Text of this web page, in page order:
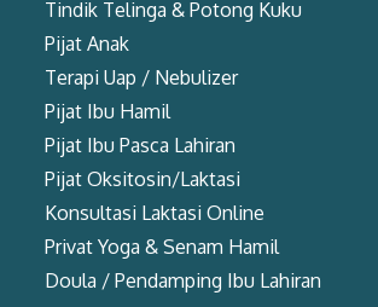
Tindik Telinga & Potong Kuku
Pijat Anak
Terapi Uap / Nebulizer
Pijat Ibu Hamil
Pijat Ibu Pasca Lahiran
Pijat Oksitosin/Laktasi
Konsultasi Laktasi Online
Privat Yoga & Senam Hamil
Doula / Pendamping Ibu Lahiran